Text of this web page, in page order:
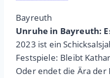
Bayreuth
Unruhe in Bayreuth:
2023 ist ein
Festspiele: Bleibt
Oder endet die Ära der